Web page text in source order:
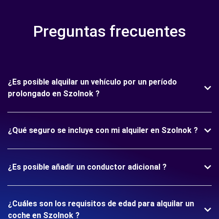
Preguntas frecuentes
¿Es posible alquilar un vehículo por un período
prolongado en Szolnok ?
¿Qué seguro se incluye con mi alquiler en Szolnok ?
¿Es posible añadir un conductor adicional ?
¿Cuáles son los requisitos de edad para alquilar un
coche en Szolnok ?